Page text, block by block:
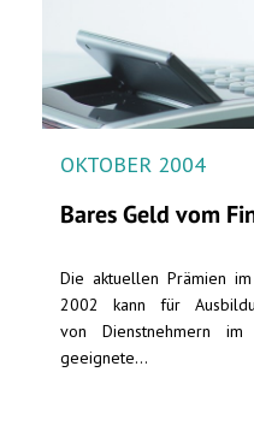
OKTOBER 2004
Bares Geld vom
Die aktuellen Prämien
2002 kann für
von Dienstnehmern im
geeignete...